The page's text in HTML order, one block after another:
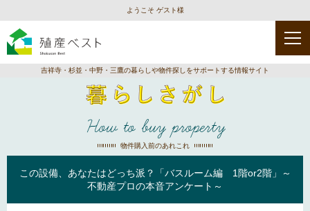
ようこそ ゲスト様
吉祥寺・杉並・中野・三鷹の暮らしや物件探しをサポートする情報サイト
How to buy property
物件購入前のあれこれ
この設備、あなたはどっち派？「バスルーム編 1階or2階」～
不動産プロの本音アンケート～